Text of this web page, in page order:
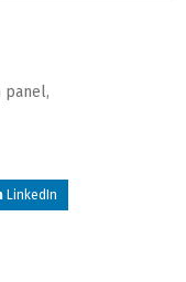
panel,
LinkedIn